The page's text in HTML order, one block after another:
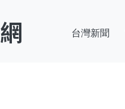
台灣新聞